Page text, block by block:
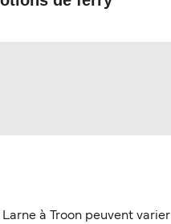
à Troon peuvent